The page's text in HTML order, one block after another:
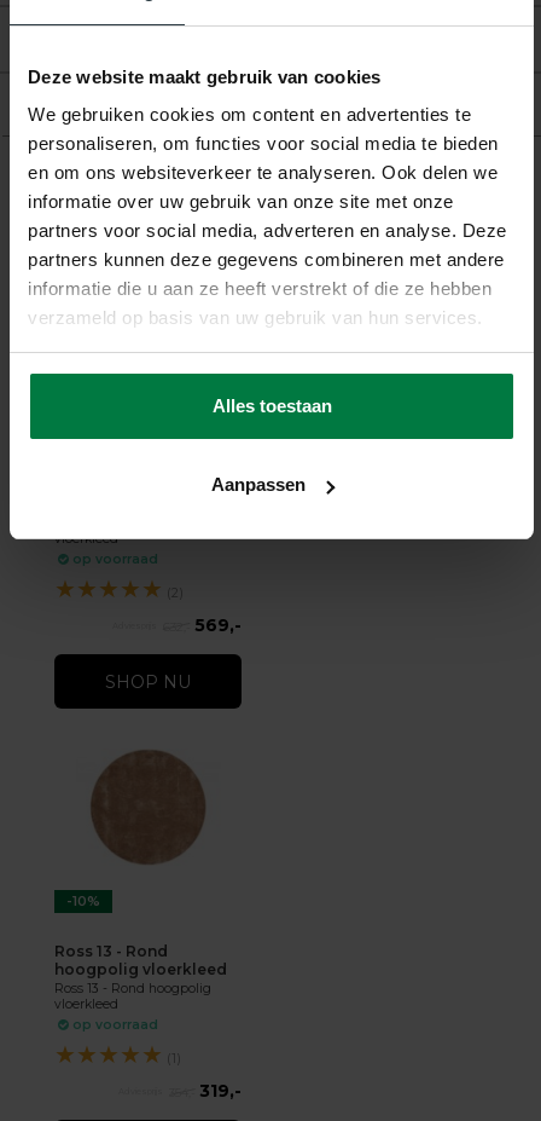
Deze website maakt gebruik van cookies
We gebruiken cookies om content en advertenties te
personaliseren, om functies voor social media te bieden
en om ons websiteverkeer te analyseren. Ook delen we
informatie over uw gebruik van onze site met onze
partners voor social media, adverteren en analyse. Deze
partners kunnen deze gegevens combineren met andere
informatie die u aan ze heeft verstrekt of die ze hebben
verzameld op basis van uw gebruik van hun services.
Alles toestaan
Aanpassen
Product
Gerelateerde producten
-10%
Ross 13 - Hoogpolig
vloerkleed
op voorraad
★★★★★
569,-
SHOP NU
-10%
Ross 13 - Rond
hoogpolig vloerkleed
Ross 13 - Rond hoogpolig
vloerkleed
op voorraad
★★★★★ (1)
319,-